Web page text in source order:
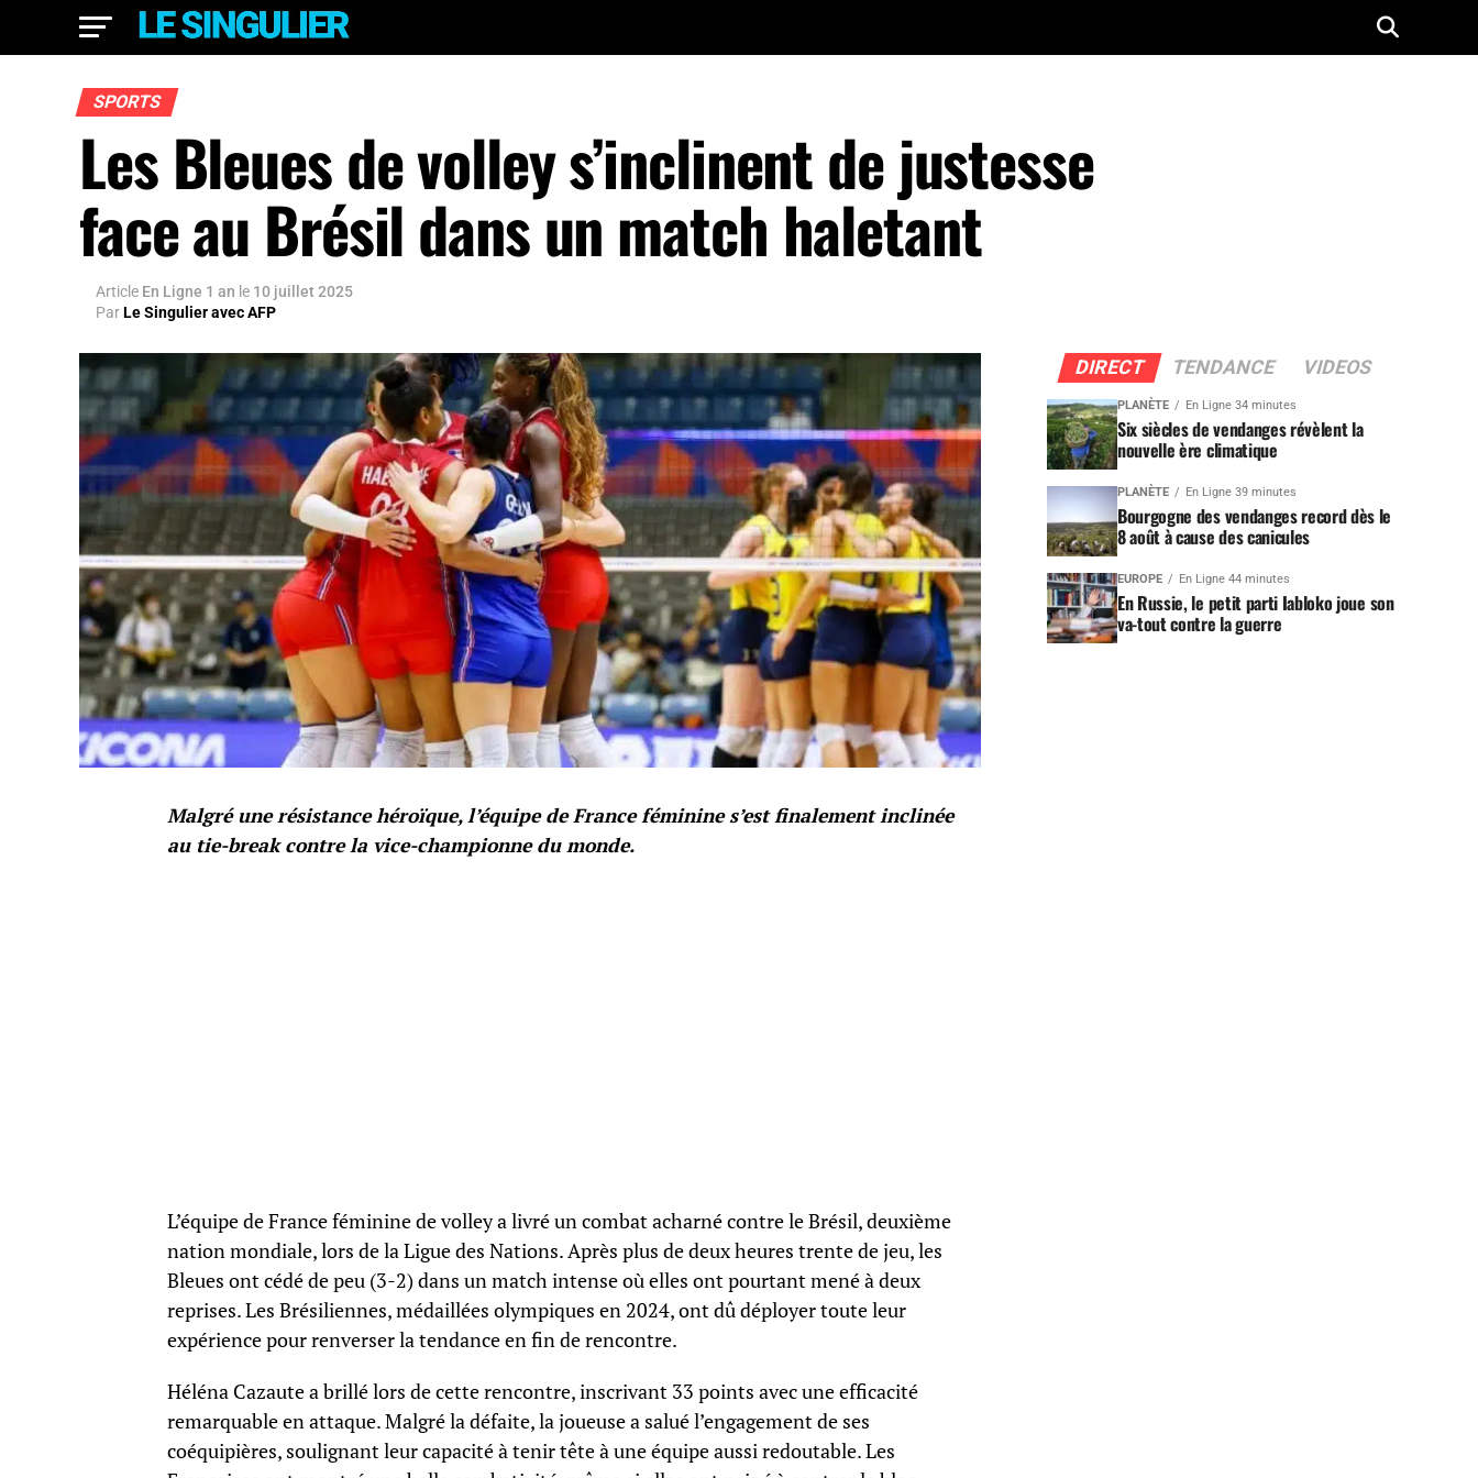
SPORTS
Les Bleues de volley s’inclinent de justesse
face au Brésil dans un match haletant
Article En Ligne 1 an le 10 juillet 2025
ParLe Singulier avec AFP
Malgré une résistance héroïque, l’équipe de France féminine s’est finalement inclinée
au tie-break contre la vice-championne du monde.
L’équipe de France féminine de volley a livré un combat acharné contre le Brésil, deuxième
nation mondiale, lors de la Ligue des Nations. Après plus de deux heures trente de jeu, les
Bleues ont cédé de peu (3-2) dans un match intense où elles ont pourtant mené à deux
reprises. Les Brésiliennes, médaillées olympiques en 2024, ont dû déployer toute leur
expérience pour renverser la tendance en fin de rencontre.
Héléna Cazaute a brillé lors de cette rencontre, inscrivant 33 points avec une efficacité
remarquable en attaque. Malgré la défaite, la joueuse a salué l’engagement de ses
coéquipières, soulignant leur capacité à tenir tête à une équipe aussi redoutable. Les
DIRECT TENDANCE VIDEOS
PLANÈTE En Ligne 34 minutes
Six siècles de vendanges révèlent la
nouvelle ère climatique
PLANÈTE En Ligne 39 minutes
Bourgogne des vendanges record dès le
8 août à cause des canicules
EUROPE En Ligne 44 minutes
En Russie, le petit parti Iabloko joue son
va-tout contre la guerre